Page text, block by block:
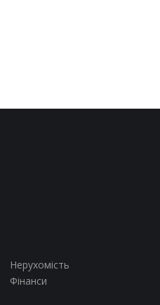
Нерухомість
Фінанси